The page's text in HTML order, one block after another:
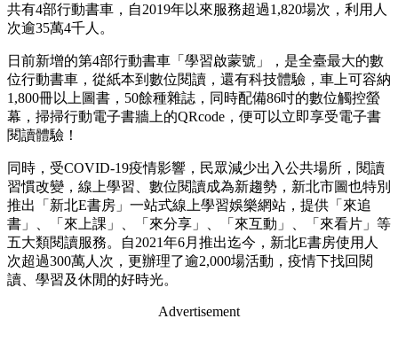
共有4部行動書車，自2019年以來服務超過1,820場次，利用人
次逾35萬4千人。
日前新增的第4部行動書車「學習啟蒙號」，是全臺最大的數
位行動書車，從紙本到數位閱讀，還有科技體驗，車上可容納
1,800冊以上圖書，50餘種雜誌，同時配備86吋的數位觸控螢
幕，掃掃行動電子書牆上的QRcode，便可以立即享受電子書
閱讀體驗！
同時，受COVID-19疫情影響，民眾減少出入公共場所，閱讀
習慣改變，線上學習、數位閱讀成為新趨勢，新北市圖也特別
推出「新北E書房」一站式線上學習娛樂網站，提供「來追
書」、「來上課」、「來分享」、「來互動」、「來看片」等
五大類閱讀服務。自2021年6月推出迄今，新北E書房使用人
次超過300萬人次，更辦理了逾2,000場活動，疫情下找回閱
讀、學習及休閒的好時光。
Advertisement